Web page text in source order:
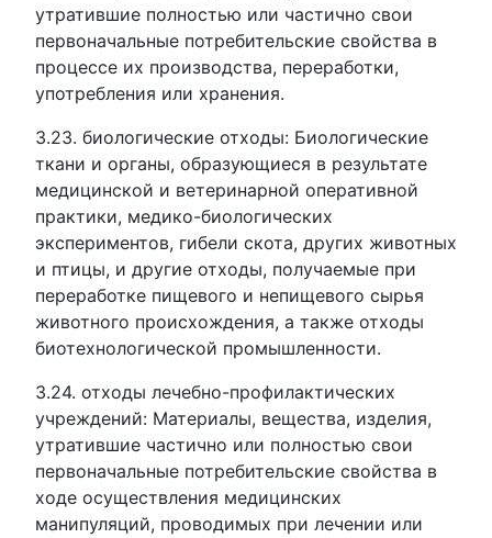
утратившие полностью или частично свои
первоначальные потребительские свойства в
процессе их производства, переработки,
употребления или хранения.
3.23. биологические отходы: Биологические
ткани и органы, образующиеся в результате
медицинской и ветеринарной оперативной
практики, медико-биологических
экспериментов, гибели скота, других животных
и птицы, и другие отходы, получаемые при
переработке пищевого и непищевого сырья
животного происхождения, а также отходы
биотехнологической промышленности.
3.24. отходы лечебно-профилактических
учреждений: Материалы, вещества, изделия,
утратившие частично или полностью свои
первоначальные потребительские свойства в
ходе осуществления медицинских
манипуляций, проводимых при лечении или